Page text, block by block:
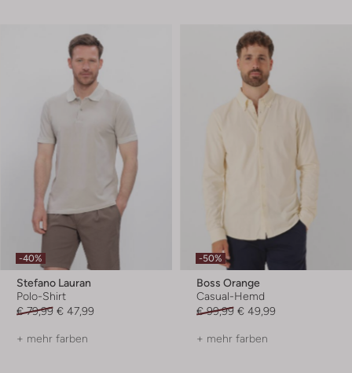
-40%
Stefano Lauran
Polo-Shirt
€ 79,99 € 47,99
+ mehr farben
-50%
Boss Orange
Casual-Hemd
€ 99,99 € 49,99
+ mehr farben